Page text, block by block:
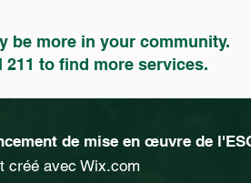
be more in your community.
to find more services.
de mise en œuvre de
créé avec Wix.com